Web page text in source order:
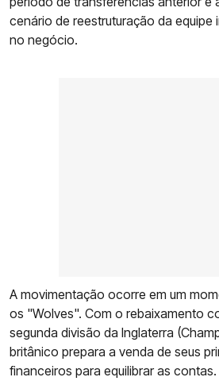
cenário de reestruturação da equipe
no negócio.
A movimentação ocorre em um
os "Wolves". Com o rebaixamento
segunda divisão da Inglaterra
britânico prepara a venda de seus
financeiros para equilibrar as contas.